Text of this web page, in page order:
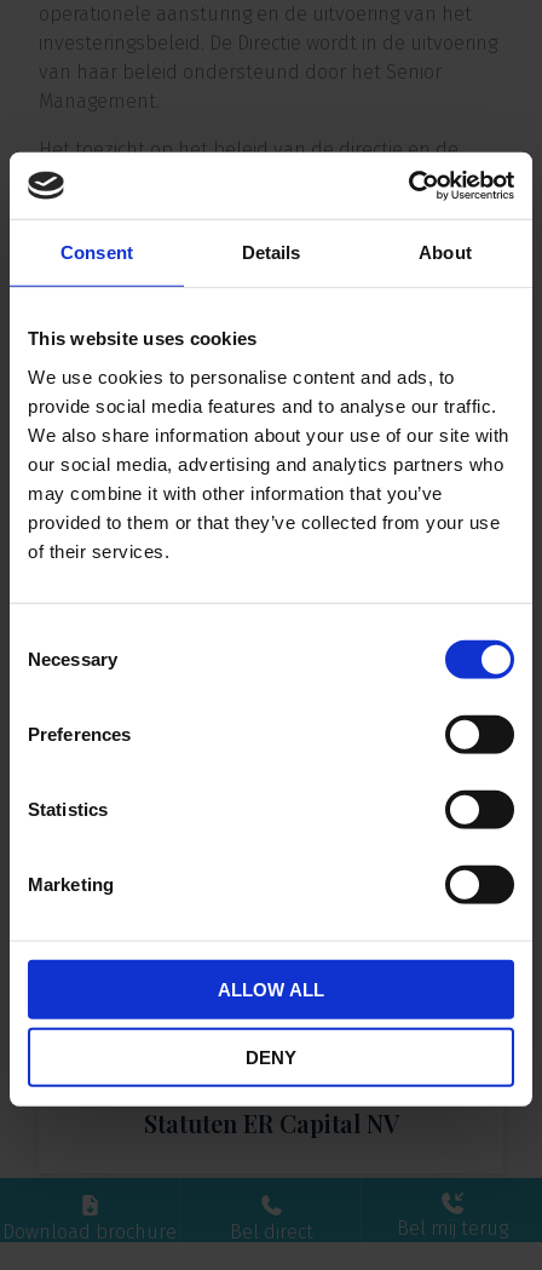
Consent Details About
This website uses cookies
We use cookies to personalise content and ads, to
provide social media features and to analyse our traffic.
We also share information about your use of our site with
our social media, advertising and analytics partners who
may combine it with other information that you’ve
provided to them or that they’ve collected from your use
of their services.
Selection
Necessary
Preferences
Statistics
Marketing
ALLOW ALL
DENY
operationele aansturing en de uitvoering van het
investeringsbeleid. De Directie wordt in de uitvoering
van haar beleid ondersteund door het Senior
Management.
Het toezicht op het beleid van de directie en de
algemene gang van zaken binnen de onderneming
Deze governancestructuur biedt een duidelijke
waarborgen voor transparantie, deskundigheid en
evenwichtige besluitvorming. De leden van de
verschillende gremia vindt u hieronder.
Download hier relevante de relevante documenten.
Corporate Governance ER Capital
NV
Statuten ER Capital NV
Download brochure Bel direct Bel mij terug